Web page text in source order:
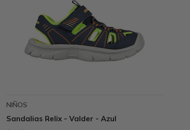
NIÑOS
Sandalias Relix - Valder - Azul